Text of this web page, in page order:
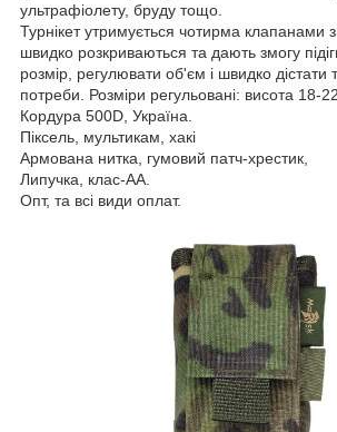
ультрафіолету, бруду тощо.
Турнікет утримується чотирма клапанами
швидко розкриваються та дають змогу
розмір, регулювати об'єм і швидко дістати
потреби. Розміри регульовані: висота 18-
Кордура 500D, Україна.
Піксель, мультикам, хакі
Армована нитка, гумовий патч-хрестик,
Липучка, клас-АА.
Опт, та всі види оплат.